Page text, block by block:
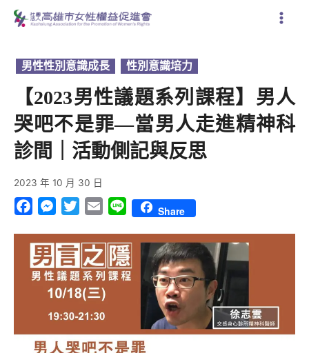
男性性別意識成長 性別意識培力
【2023男性議題系列課程】男人
哭吧不是罪—當男人走進精神科
診間｜活動側記與反思
2023 年 10 月 30 日
FacebookMessenger
TwitterEmail Line Share